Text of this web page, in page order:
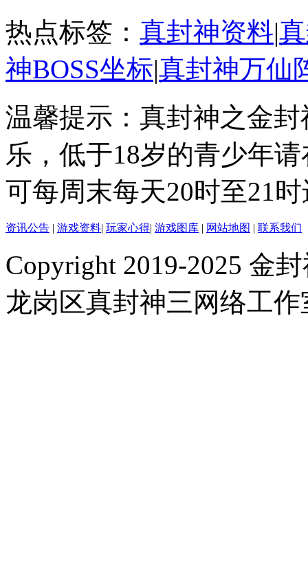
热点标签： 真封神资料|
神BOSS坐标|真封神万仙
温馨提示：真封神之金
乐，低于18岁的青少年
可每周末每天20时至21
资讯公告 | 游戏资料| 玩家心得| 游戏图库 | 网站地图 | 联系我们
Copyright 2019-2025 金
龙岗区真封神三网络工